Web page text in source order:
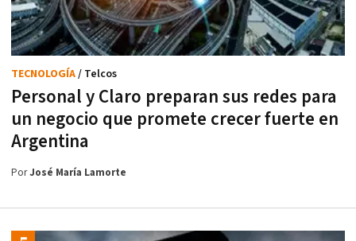
Personal y Claro preparan sus redes para
un negocio que promete crecer fuerte en
Argentina
TECNOLOGÍA/ Telcos
PorJosé María Lamorte